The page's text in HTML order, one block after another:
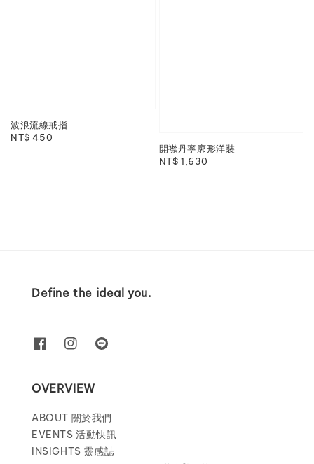
波浪流線戒指
Regular
NT$ 450
開襟丹寧廓形洋裝
Regular
NT$ 1,630
Define the ideal you.
OVERVIEW
ABOUT 關於我們
EVENTS 活動快訊
INSIGHTS 靈感誌